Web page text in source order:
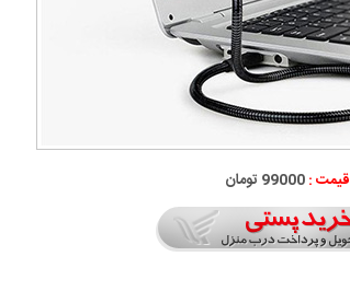
قیمت :99000 تومان